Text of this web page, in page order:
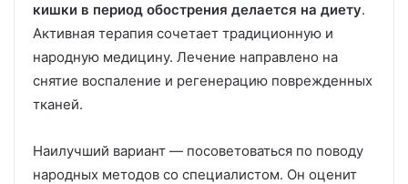
кишки в период обострения делается на диету.
Активная терапия сочетает традиционную и
народную медицину. Лечение направлено на
снятие воспаление и регенерацию поврежденных
тканей.
Наилучший вариант — посоветоваться по поводу
народных методов со специалистом. Он оценит